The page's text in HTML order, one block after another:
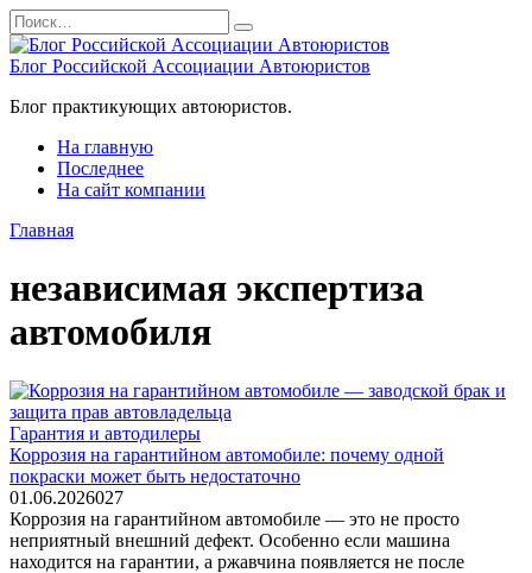
Перейти
к
содержанию
Search
for:
Блог Российской Ассоциации Автоюристов
Блог практикующих автоюристов.
На главную
Последнее
На сайт компании
Главная
независимая экспертиза
автомобиля
Гарантия и автодилеры
Коррозия на гарантийном автомобиле: почему одной
покраски может быть недостаточно
01.06.2026027
Коррозия на гарантийном автомобиле — это не просто
неприятный внешний дефект. Особенно если машина
находится на гарантии, а ржавчина появляется не после